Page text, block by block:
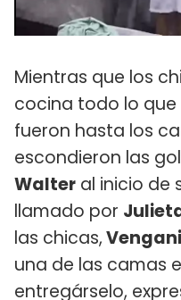
Mientras que los
cocina todo lo que
fueron hasta los
escondieron las
Walter al inicio de
llamado por
las chicas,
una de las camas
entregárselo,